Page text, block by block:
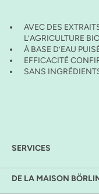
AVEC DES
L’AGRICULTURE
À BASE D’EAU
EFFICACITÉ
SANS
SERVICES
DE LA MAISON